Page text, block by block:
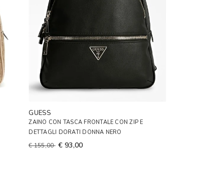
GUESS
ZAINO CON TASCA FRONTALE CON ZIP E
DETTAGLI DORATI DONNA NERO
€ 155,00 € 93,00